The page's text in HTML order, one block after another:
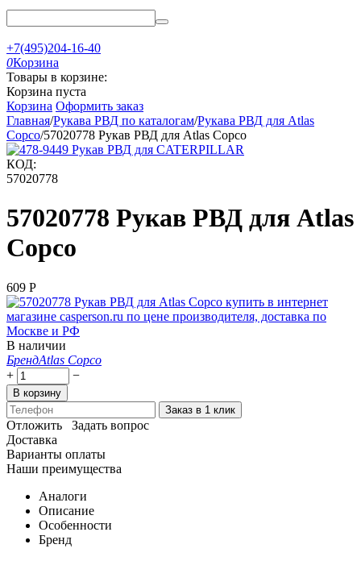
+7(495)204-16-40
0Корзина
Товары в корзине:
Корзина пуста
Корзина Оформить заказ
Главная/Рукава РВД по каталогам/Рукава РВД для Atlas
Copco/57020778 Рукав РВД для Atlas Copco
КОД:
57020778
57020778 Рукав РВД для Atlas
Copco
‍609‍ Р
В наличии
БрендAtlas Copco
+
−
В корзину
Заказ в 1 клик
Отложить
Задать вопрос
Доставка
Варианты оплаты
Наши преимущества
Аналоги
Описание
Особенности
Бренд